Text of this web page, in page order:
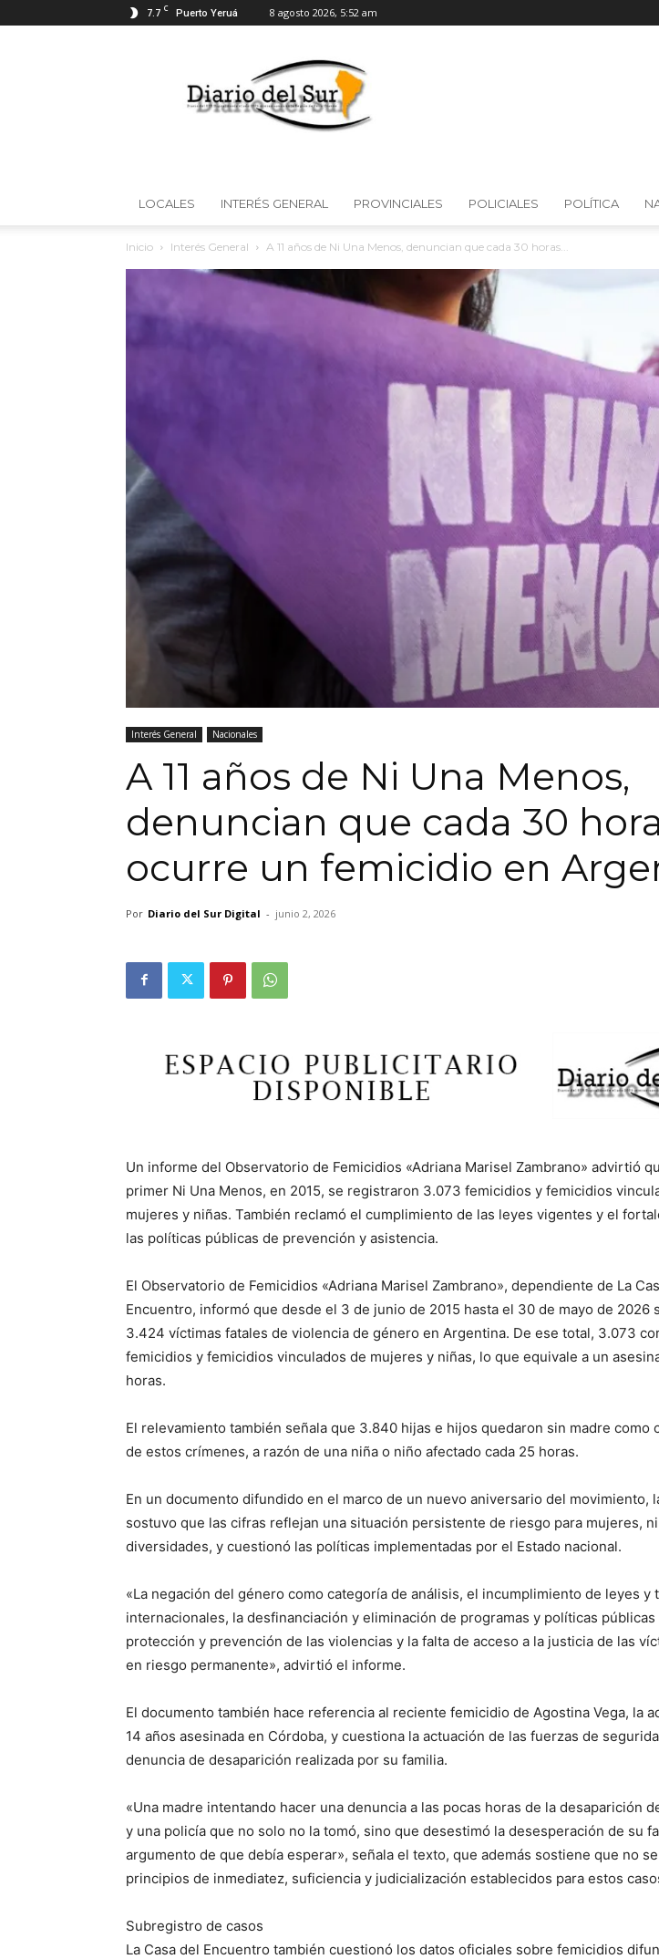
7.7 C Puerto Yeruá 8 agosto 2026, 5:52 am
Diario
del
Sur
LOCALES INTERÉS GENERAL PROVINCIALES POLICIALES POLÍTICA
Inicio Interés General A 11 años de Ni Una Menos, denuncian que cada 30 horas...
Interés General Nacionales
A 11 años de Ni Una Menos,
denuncian que cada 30
ocurre un femicidio en
Por Diario del Sur Digital - junio 2, 2026
Un informe del Observatorio de Femicidios «Adriana Marisel Zambrano» advirtió
primer Ni Una Menos, en 2015, se registraron 3.073 femicidios y femicidios
mujeres y niñas. También reclamó el cumplimiento de las leyes vigentes y el
las políticas públicas de prevención y asistencia.
El Observatorio de Femicidios «Adriana Marisel Zambrano», dependiente de La
Encuentro, informó que desde el 3 de junio de 2015 hasta el 30 de mayo de 2026
3.424 víctimas fatales de violencia de género en Argentina. De ese total, 3.073
femicidios y femicidios vinculados de mujeres y niñas, lo que equivale a un
horas.
El relevamiento también señala que 3.840 hijas e hijos quedaron sin madre como
de estos crímenes, a razón de una niña o niño afectado cada 25 horas.
En un documento difundido en el marco de un nuevo aniversario del movimiento,
sostuvo que las cifras reflejan una situación persistente de riesgo para mujeres,
diversidades, y cuestionó las políticas implementadas por el Estado nacional.
«La negación del género como categoría de análisis, el incumplimiento de leyes y
internacionales, la desfinanciación y eliminación de programas y políticas públicas
protección y prevención de las violencias y la falta de acceso a la justicia de las
en riesgo permanente», advirtió el informe.
El documento también hace referencia al reciente femicidio de Agostina Vega, la
14 años asesinada en Córdoba, y cuestiona la actuación de las fuerzas de
denuncia de desaparición realizada por su familia.
«Una madre intentando hacer una denuncia a las pocas horas de la desaparición
y una policía que no solo no la tomó, sino que desestimó la desesperación de su
argumento de que debía esperar», señala el texto, que además sostiene que no
principios de inmediatez, suficiencia y judicialización establecidos para estos
Subregistro de casos
La Casa del Encuentro también cuestionó los datos oficiales sobre femicidios